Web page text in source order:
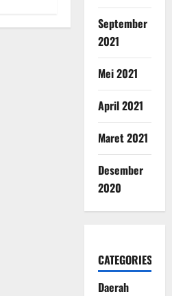
September
2021
Mei 2021
April 2021
Maret 2021
Desember
2020
CATEGORIES
Daerah